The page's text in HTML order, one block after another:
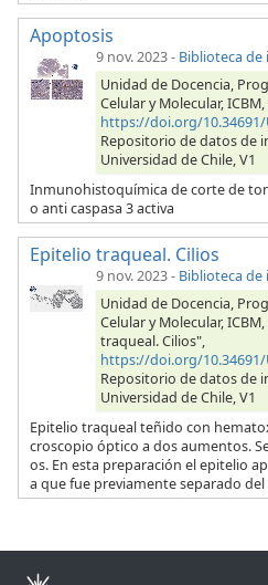
Apoptosis
9 nov. 2023- Biblioteca de
Unidad de Docencia,
Celular y Molecular,
https://doi.org/10.34691/
Repositorio de datos de
Universidad de Chile, V1
Inmunohistoquímica de corte de
o anti caspasa 3 activa
Epitelio traqueal. Cilios
9 nov. 2023- Biblioteca de
Unidad de Docencia,
Celular y Molecular,
traqueal. Cilios",
https://doi.org/10.34691/
Repositorio de datos de
Universidad de Chile, V1
Epitelio traqueal teñido con
croscopio óptico a dos aumentos.
os. En esta preparación el epitelio
a que fue previamente separado